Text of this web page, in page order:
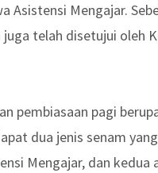
Asistensi Mengajar.
telah disetujui oleh
pembiasaan pagi
dua jenis senam
Mengajar, dan